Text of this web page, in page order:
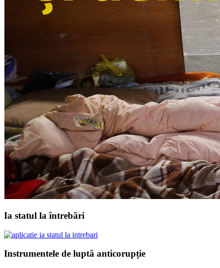
Ia statul la întrebări
Instrumentele de luptă anticorupție